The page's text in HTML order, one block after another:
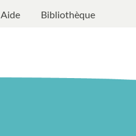
Aide Bibliothèque